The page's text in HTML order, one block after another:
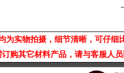
为实物拍摄，细节清晰，可仔
订购其它材料产品，请与客服人